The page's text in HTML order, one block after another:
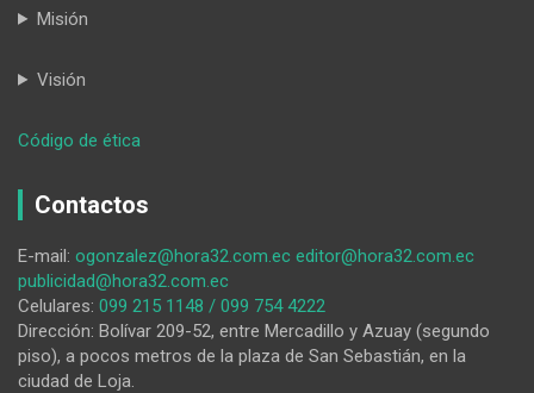
Misión
Visión
Código de ética
de
UMO
captura
a
ciudadano
requerido
Contactos
E-mail: ogonzalez@hora32.com.ec editor@hora32.com.ec
publicidad@hora32.com.ec
Celulares: 099 215 1148 / 099 754 4222
Dirección: Bolívar 209-52, entre Mercadillo y Azuay (segundo
piso), a pocos metros de la plaza de San Sebastián, en la
ciudad de Loja.